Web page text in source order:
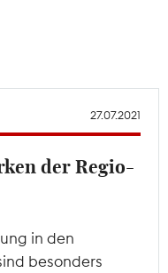
27.07.2021
der Regio-
in den
besonders